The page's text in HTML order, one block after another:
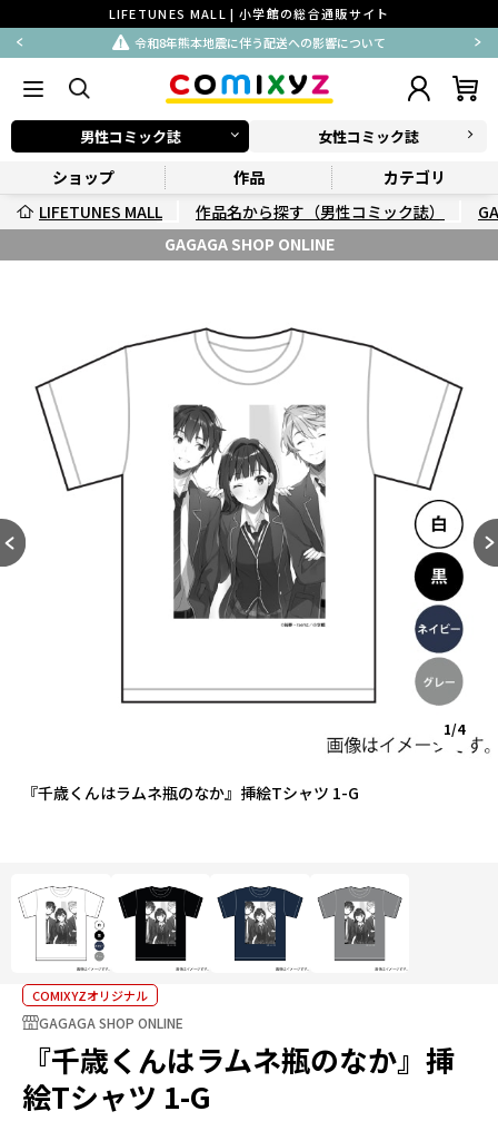
LIFETUNES MALL | 小学館の総合通販サイト
令和8年熊本地震に伴う配送への影響について
男性コミック誌 女性コミック誌
ショップ 作品
カテゴリ
LIFETUNES MALL
作品名から探す（男性コミック誌）
GAGAGA SHOP ONLINE
『千歳くんはラムネ瓶のなか』挿絵Tシャツ 1-G
1/4
COMIXYZオリジナル
GAGAGA SHOP ONLINE
『千歳くんはラムネ瓶のなか』挿
絵Tシャツ 1-G